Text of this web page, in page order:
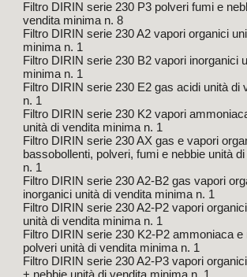
Filtro DIRIN serie 230 P3 polveri fumi e
vendita minima n. 8
Filtro DIRIN serie 230 A2 vapori organici
minima n. 1
Filtro DIRIN serie 230 B2 vapori inorganici
minima n. 1
Filtro DIRIN serie 230 E2 gas acidi unità di
n. 1
Filtro DIRIN serie 230 K2 vapori
unità di vendita minima n. 1
Filtro DIRIN serie 230 AX gas e vapori
bassobollenti, polveri, fumi e nebbie unità
n. 1
Filtro DIRIN serie 230 A2-B2 gas vapori
inorganici unità di vendita minima n. 1
Filtro DIRIN serie 230 A2-P2 vapori
unità di vendita minima n. 1
Filtro DIRIN serie 230 K2-P2 ammoniaca
polveri unità di vendita minima n. 1
Filtro DIRIN serie 230 A2-P3 vapori